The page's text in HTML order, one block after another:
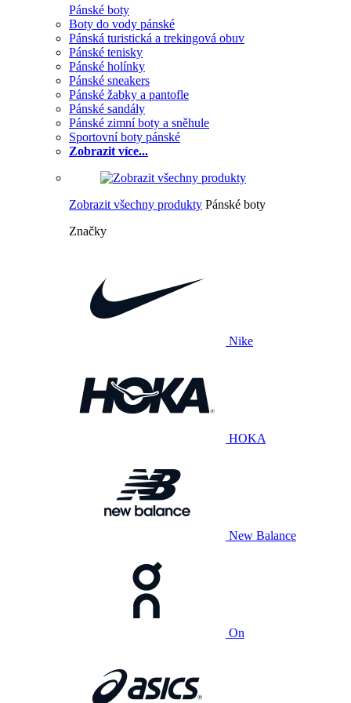
Pánské boty
Boty do vody pánské
Pánská turistická a trekingová obuv
Pánské tenisky
Pánské holínky
Pánské sneakers
Pánské žabky a pantofle
Pánské sandály
Pánské zimní boty a sněhule
Sportovní boty pánské
Zobrazit více...
Zobrazit všechny produkty Pánské boty
Značky
Nike
HOKA
New Balance
On